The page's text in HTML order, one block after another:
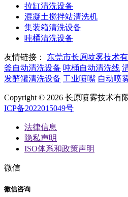
拉缸清洗设备
混凝土搅拌站清洗机
集装箱清洗设备
吨桶清洗设备
友情链接： 东莞市长原喷雾技术
釜自动清洗设备 吨桶自动清洗线
发酵罐清洗设备 工业喷嘴 自动喷
Copyright © 2026 长原喷雾技术有
ICP备2022015049号
法律信息
隐私声明
ISO体系和政策声明
微信
微信咨询